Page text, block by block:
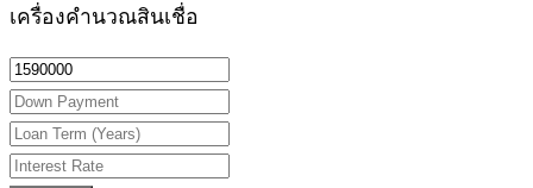
เครื่องคำนวณสินเชื่อ